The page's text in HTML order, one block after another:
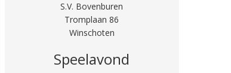
S.V. Bovenburen
Tromplaan 86
Winschoten
Speelavond